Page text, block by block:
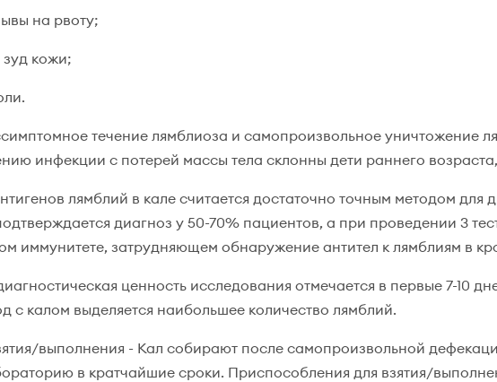
на рвоту;
кожи;
течение лямблиоза и самопроизвольное уничтожение
инфекции с потерей массы тела склонны дети раннего
лямблий в кале считается достаточно точным методом для
диагноз у 50-70% пациентов, а при проведении 3
иммунитете, затрудняющем обнаружение антител к лямблиям в
ценность исследования отмечается в первые 7-10
с калом выделяется наибольшее количество лямблий.
выполнения - Кал собирают после самопроизвольной
в кратчайшие сроки. Приспособления для взятия/